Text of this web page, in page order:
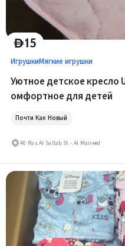
D15
ИгрушкиМягкие игрушки
Уютное детское кресло
омфортное для детей
Почти Как Новый
40 Ras Al Sallab St - Al Maireed